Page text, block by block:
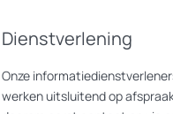
for visitors a wide selection
from San Francisco to
radical life practice(s)
Dienstverlening
Onze
werken uitsluitend op